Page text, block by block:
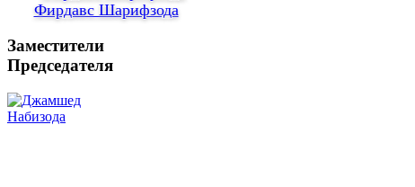
Фирдавс Шарифзода
Заместители
Председателя